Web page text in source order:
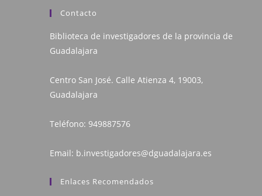
Contacto
Biblioteca de investigadores de la provincia de
Guadalajara
Centro San José. Calle Atienza 4, 19003,
Guadalajara
Teléfono: 949887576
Email: b.investigadores@dguadalajara.es
Enlaces Recomendados